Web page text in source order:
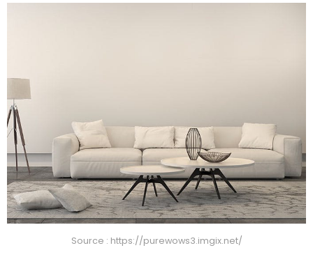
Source : https://purewows3.imgix.net/